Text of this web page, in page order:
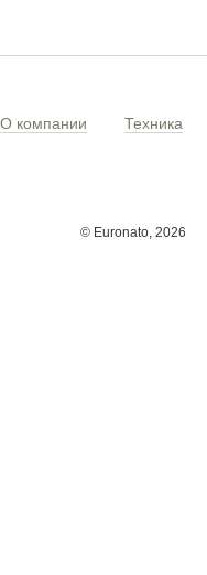
О компании Техника
© Euronato, 2026